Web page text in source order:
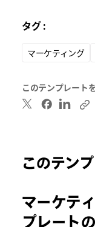
タグ :
マーケティング
このテンプレート
このテン
マーケテ
プレート